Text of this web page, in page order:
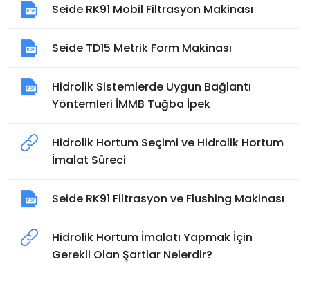
Seide RK91 Mobil Filtrasyon Makinası
Seide TD15 Metrik Form Makinası
Hidrolik Sistemlerde Uygun Bağlantı
Yöntemleri İMMB Tuğba İpek
Hidrolik Hortum Seçimi ve Hidrolik Hortum
İmalat Süreci
Seide RK91 Filtrasyon ve Flushing Makinası
Hidrolik Hortum İmalatı Yapmak İçin
Gerekli Olan Şartlar Nelerdir?